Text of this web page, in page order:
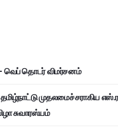
வெப் தொடர் விமர்சனம்
முதலமைச்சராகிய
சுவாரஸ்யம்